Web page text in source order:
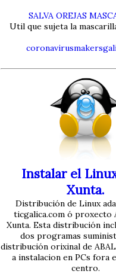
SALVA OREJAS
Util que sujeta la
Instalar el
Xunta.
Distribución de Linux
ticgalica.com ó proxecto
Xunta. Esta distribución
dos programas
distribución orixinal de
a instalacion en PCs fora
centro.